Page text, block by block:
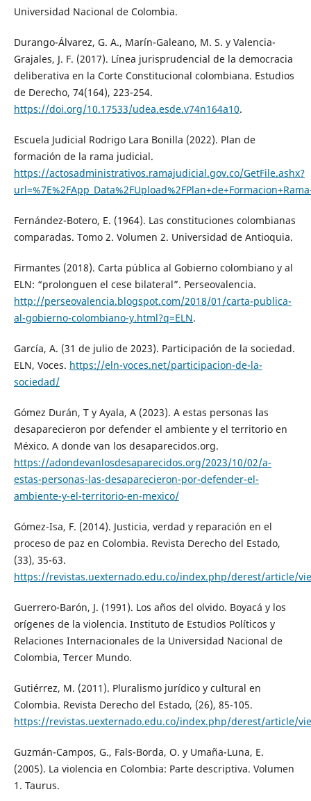
Universidad Nacional de Colombia.
Durango-Álvarez, G. A., Marín-Galeano, M. S. y Valencia-
Grajales, J. F. (2017). Línea jurisprudencial de la democracia
deliberativa en la Corte Constitucional colombiana. Estudios
de Derecho, 74(164), 223-254.
https://doi.org/10.17533/udea.esde.v74n164a10.
Escuela Judicial Rodrigo Lara Bonilla (2022). Plan de
formación de la rama judicial.
https://actosadministrativos.ramajudicial.gov.co/GetFile.ashx?
Fernández-Botero, E. (1964). Las constituciones colombianas
comparadas. Tomo 2. Volumen 2. Universidad de Antioquia.
Firmantes (2018). Carta pública al Gobierno colombiano y al
ELN: “prolonguen el cese bilateral”. Perseovalencia.
http://perseovalencia.blogspot.com/2018/01/carta-publica-
al-gobierno-colombiano-y.html?q=ELN.
García, A. (31 de julio de 2023). Participación de la sociedad.
ELN, Voces. https://eln-voces.net/participacion-de-la-
sociedad/
Gómez Durán, T y Ayala, A (2023). A estas personas las
desaparecieron por defender el ambiente y el territorio en
México. A donde van los desaparecidos.org.
https://adondevanlosdesaparecidos.org/2023/10/02/a-
estas-personas-las-desaparecieron-por-defender-el-
ambiente-y-el-territorio-en-mexico/
Gómez-Isa, F. (2014). Justicia, verdad y reparación en el
proceso de paz en Colombia. Revista Derecho del Estado,
(33), 35-63.
https://revistas.uexternado.edu.co/index.php/derest/article/
Guerrero-Barón, J. (1991). Los años del olvido. Boyacá y los
orígenes de la violencia. Instituto de Estudios Políticos y
Relaciones Internacionales de la Universidad Nacional de
Colombia, Tercer Mundo.
Gutiérrez, M. (2011). Pluralismo jurídico y cultural en
Colombia. Revista Derecho del Estado, (26), 85-105.
https://revistas.uexternado.edu.co/index.php/derest/article/
Guzmán-Campos, G., Fals-Borda, O. y Umaña-Luna, E.
(2005). La violencia en Colombia: Parte descriptiva. Volumen
1. Taurus.